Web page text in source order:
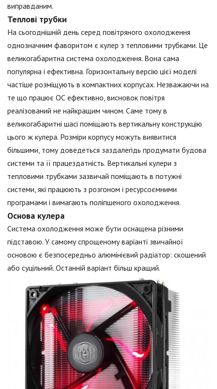
виправданим.
Теплові трубки
На сьогоднішній день серед повітряного охолодження
однозначним фаворитом є кулер з тепловими трубками. Це
великогабаритна система охолодження. Вона сама
популярна і ефективна. Горизонтальну версію цієї моделі
частіше розміщують в компактних корпусах. Незважаючи на
те що працює ОС ефективно, висновок повітря
реалізований не найкращим чином. Саме тому в
великогабаритні шасі поміщають вертикальну конструкцію
цього ж кулера. Розміри корпусу можуть виявитися
більшими, тому доведеться заздалегідь продумати будова
системи та її працездатність. Вертикальні кулери з
тепловими трубками зазвичай поміщають в потужні
системи, які працюють з розгоном і ресурсоємними
програмами і вимагають поліпшеного охолодження.
Основа кулера
Система охолодження може бути оснащена різними
підставою. У самому спрощеному варіанті звичайної
основою є безпосередньо алюмінієвий радіатор: скошений
або суцільний. Останній варіант більш кращий.